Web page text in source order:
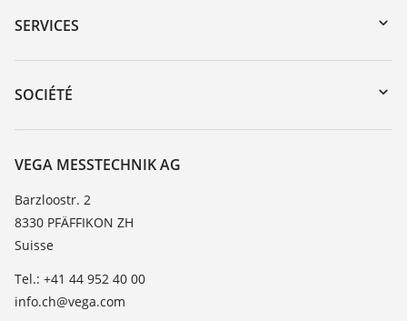
Recherche par numéro de série
DTM Collection/PACTware
SERVICES
Retour d'appareil
Formations
TeamViewer
SOCIÉTÉ
À propos de VEGA
Contact
News
Presse
Blog
VEGA MESSTECHNIK AG
Barzloostr. 2
8330 PFÄFFIKON ZH
Suisse
Tel.: +41 44 952 40 00
info.ch@vega.com